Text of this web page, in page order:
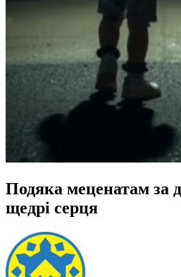
Подяка меценатам за
щедрі серця